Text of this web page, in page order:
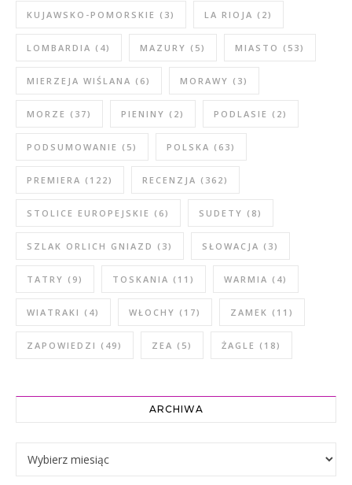
KUJAWSKO-POMORSKIE (3) LA RIOJA (2)
LOMBARDIA (4) MAZURY (5) MIASTO (53)
MIERZEJA WIŚLANA (6) MORAWY (3)
MORZE (37) PIENINY (2) PODLASIE (2)
PODSUMOWANIE (5) POLSKA (63)
PREMIERA (122) RECENZJA (362)
STOLICE EUROPEJSKIE (6) SUDETY (8)
SZLAK ORLICH GNIAZD (3) SŁOWACJA (3)
TATRY (9) TOSKANIA (11) WARMIA (4)
WIATRAKI (4) WŁOCHY (17) ZAMEK (11)
ZAPOWIEDZI (49) ZEA (5) ŻAGLE (18)
ARCHIWA
Archiwa